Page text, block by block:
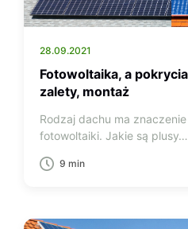
28.09.2021
Fotowoltaika, a
zalety, montaż
Rodzaj dachu ma
fotowoltaiki. Jakie są plusy…
9 min